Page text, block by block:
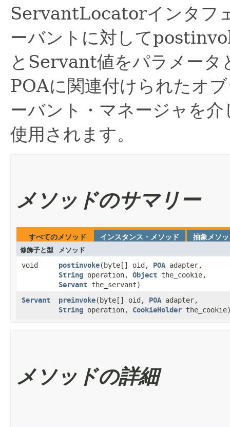
ServantLocatorインタフ
ーバントに対して
とServant値をパラメータ
POAに関連付けられたオ
ーバント・マネージャを
使用されます。
メソッドのサマリー
すべてのメソッド インスタンス・メソッド 抽象メソ
修飾子と型 メソッド
void postinvoke​(byte[] oid, POA adapter,
String operation, Object the_cookie,
Servant the_servant)
Servant
preinvoke​(byte[] oid, POA adapter,
String operation, CookieHolder
メソッドの詳細